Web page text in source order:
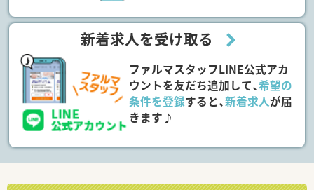
新着求人を受け取る
ファルマスタッフLINE公式アカ
ウントを友だち追加して、希望の
条件を登録すると、新着求人が届
きます♪